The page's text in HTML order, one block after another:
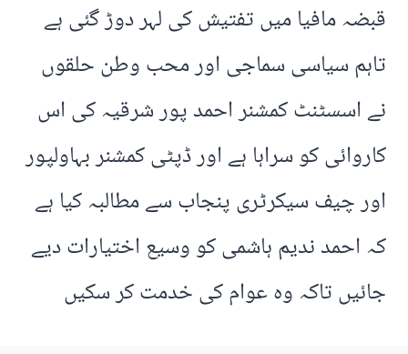
قبضہ مافیا میں تفتیش کی لہر دوڑ گئی ہے
تاہم سیاسی سماجی اور محب وطن حلقوں
نے اسسٹنٹ کمشنر احمد پور شرقیہ کی اس
کاروائی کو سراہا ہے اور ڈپٹی کمشنر بہاولپور
اور چیف سیکرٹری پنجاب سے مطالبہ کیا ہے
کہ احمد ندیم ہاشمی کو وسیع اختیارات دیے
جائیں تاکہ وہ عوام کی خدمت کر سکیں